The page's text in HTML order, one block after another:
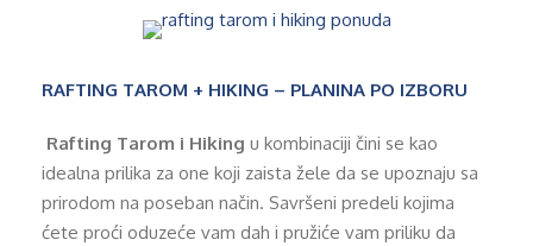
RAFTING TAROM + HIKING – PLANINA PO IZBORU
Rafting Tarom i Hiking u kombinaciji čini se kao
idealna prilika za one koji zaista žele da se upoznaju sa
prirodom na poseban način. Savršeni predeli kojima
ćete proći oduzeće vam dah i pružiće vam priliku da